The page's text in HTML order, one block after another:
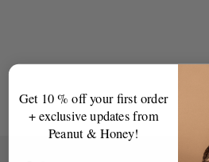
Get 10 % off your first order
+ exclusive updates from
Peanut & Honey!